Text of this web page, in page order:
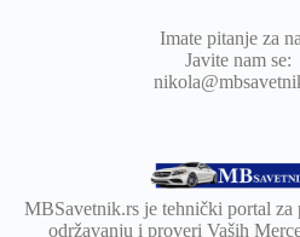
Imate pitanje za
Javite nam se:
MBSavetnik.rs je tehnički portal
održavanju i proveri Vaših